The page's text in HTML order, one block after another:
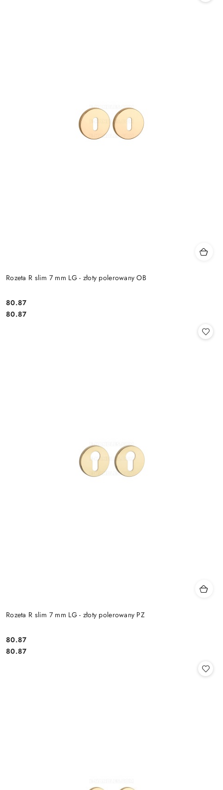
Rozeta R slim 7 mm LG - złoty polerowany OB
Cena:
80.87
Cena:
80.87
Rozeta R slim 7 mm LG - złoty polerowany PZ
Cena:
80.87
Cena:
80.87